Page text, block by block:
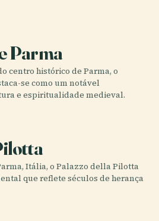
Parma
centro histórico de Parma, o
se como um notável
e espiritualidade medieval.
Itália, o Palazzo della Pilotta
que reflete séculos de herança